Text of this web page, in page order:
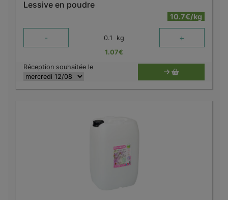
Lessive en poudre
10.7€/kg
- 0.1 kg +
1.07€
Réception souhaitée le